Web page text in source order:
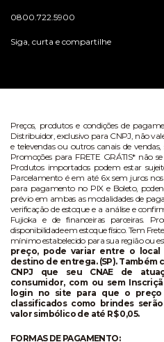
0800.722.5900
Siga, curta e compartilhe
Preços, produtos e condições de
Distribuidor, exclusivo para CNPJ, não
e televendas ou outros canais de
Promoções para FRETE GRÁTIS* não
Produtos importados podem estar
Parcelamento é em até 6x sem juros
para pagamento no PIX e Boleto,
prévio em ambas as modalidades de
verificação de estoque e a análise e
Fujioka e de financeiras parceiras.
disponibilidade em estoque físico. Tem
mínimo estabelecido para sua região ou
preço, pode variar entre o
destino de entrega. (SP).
CNPJ que seu CNAE de
consumidor, com ou sem
login no site para que o
classificados como brindes
valor simbólico de até R$ 0,05.
FORMAS DE PAGAMENTO: